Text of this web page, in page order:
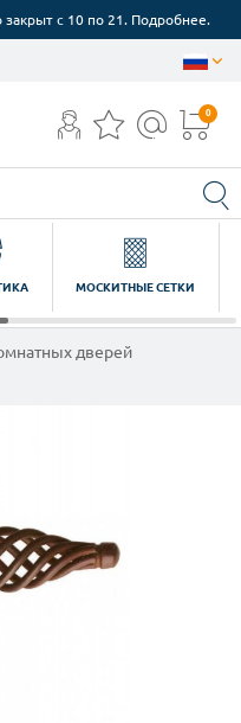
с 10 по 21. Подробнее.
0
МОСКИТНЫЕ СЕТКИ
дверей